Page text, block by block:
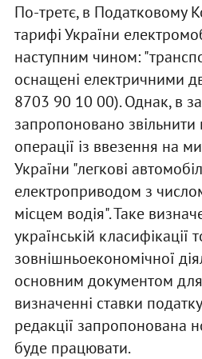
По-третє, в Податковому
тарифі України
наступним чином:
оснащені електричними
8703 90 10 00). Однак, в
запропоновано звільнити
операції із ввезення на
України "легкові
електроприводом з
місцем водія". Таке
українській класифікації
зовнішньоекономічної
основним документом
визначенні ставки
редакції запропонована
буде працювати.